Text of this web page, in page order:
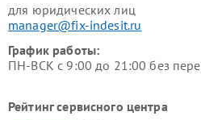
для юридических лиц
manager@fix-indesit.ru
График работы:
ПН-ВСК с 9:00 до 21:00 без
Рейтинг сервисного центра